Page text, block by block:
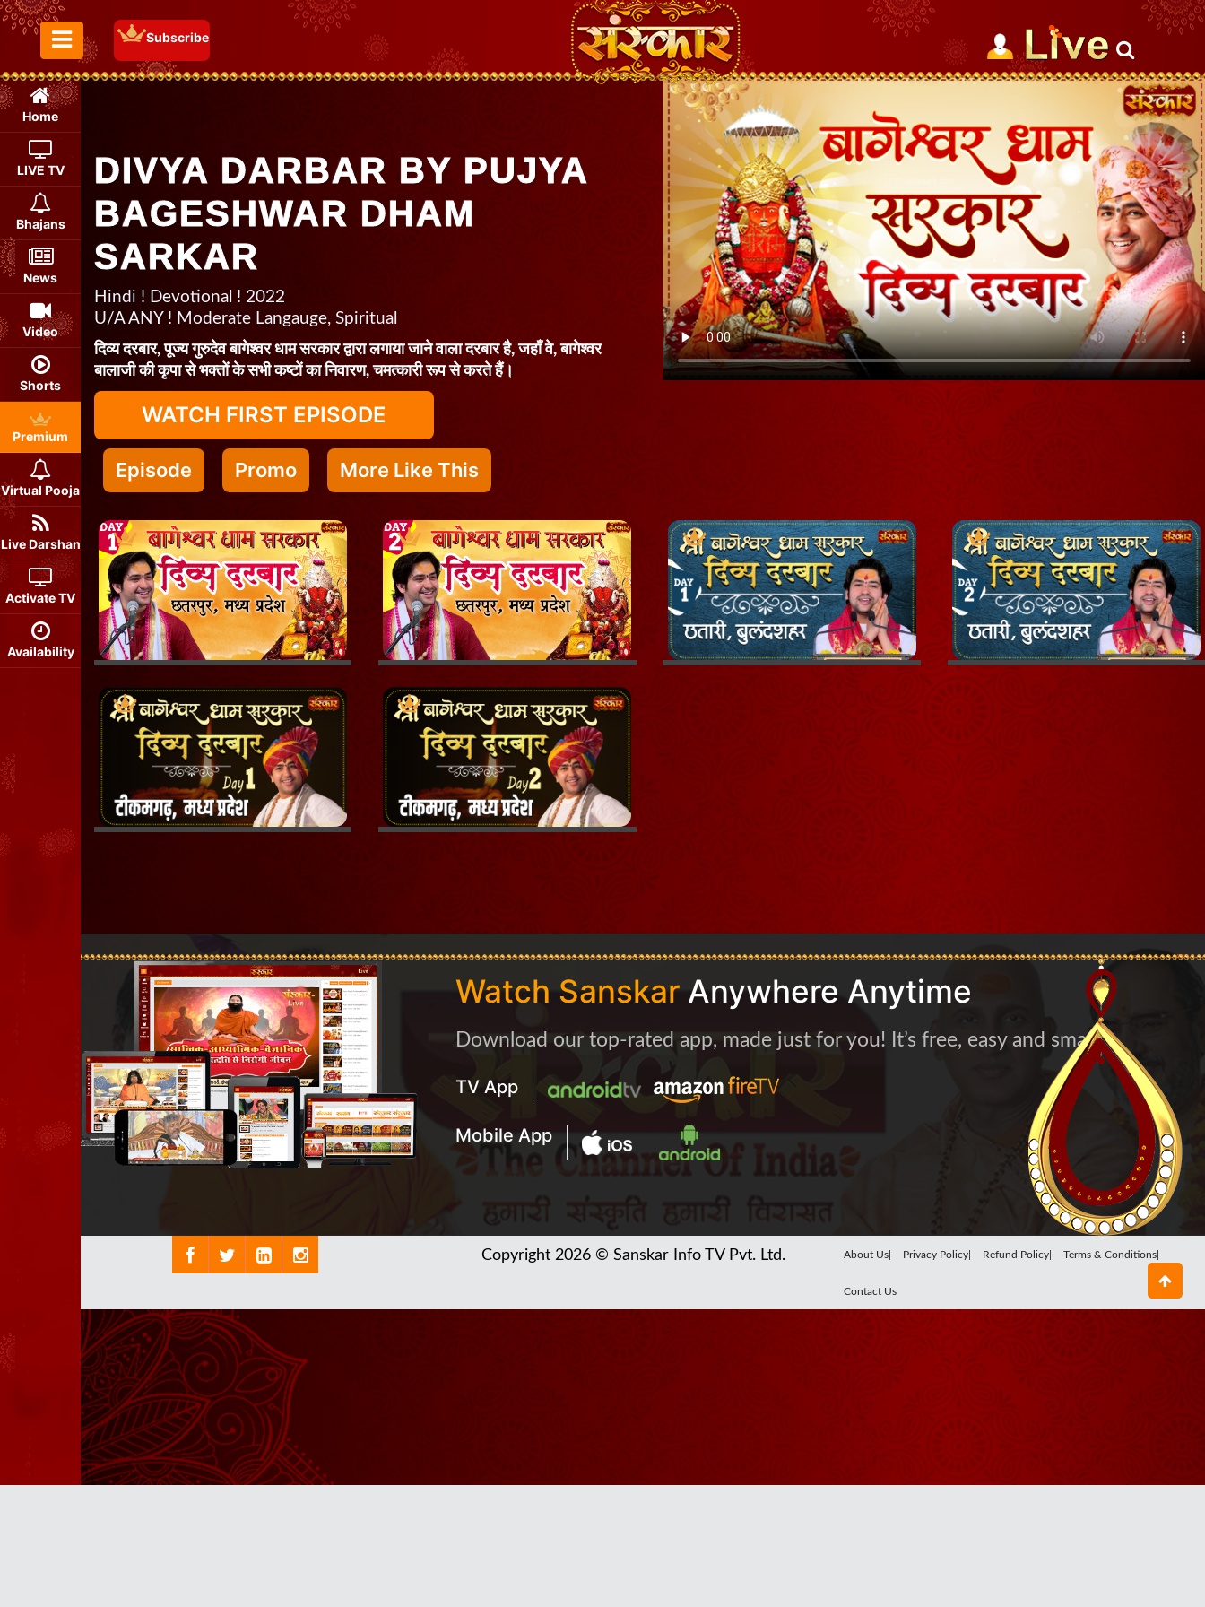
Toggle Menu
Subscribe
Home
LIVE TV
Bhajans
News
Video
Shorts
Premium
Virtual Pooja
Live Darshan
Activate TV
Availability
DIVYA DARBAR BY PUJYA
BAGESHWAR DHAM
SARKAR
Hindi ! Devotional ! 2022
U/A ANY ! Moderate Langauge, Spiritual
दिव्य दरबार, पूज्य गुरुदेव बागेश्वर धाम सरकार द्वारा लगाया जाने वाला दरबार है, जहाँ वे, बागेश्वर
बालाजी की कृपा से भक्तों के सभी कष्टों का निवारण, चमत्कारी रूप से करते हैं।
WATCH FIRST EPISODE
Episode Promo More Like This
Watch Sanskar Anywhere Anytime
Download our top-rated app, made just for you! It’s free, easy and smart
TV App
Mobile App
Copyright 2026 © Sanskar Info TV Pvt. Ltd. About Us| Privacy Policy| Refund Policy| Terms & Conditions|
Contact Us